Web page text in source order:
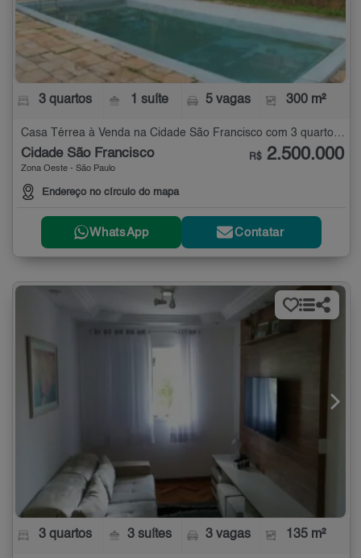
3 quartos 1 suíte 5 vagas 300 m²
Casa Térrea à Venda na Cidade São Francisco com 3 quartos - 300 m²
Cidade São Francisco
Zona Oeste - São Paulo
Endereço no círculo do mapa
R$ 2.500.000
WhatsApp Contatar
3 quartos 3 suítes 3 vagas 135 m²